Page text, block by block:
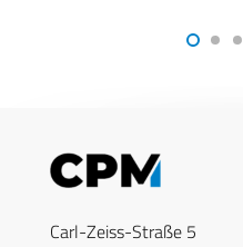
Carl-Zeiss-Straße 5